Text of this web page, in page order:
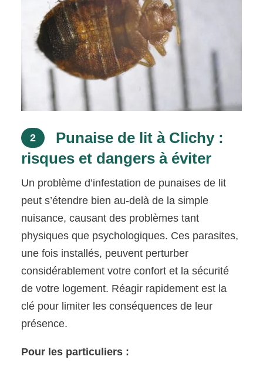
2
Punaise de lit à Clichy :
risques et dangers à éviter
Un problème d’infestation de punaises de lit
peut s’étendre bien au-delà de la simple
nuisance, causant des problèmes tant
physiques que psychologiques. Ces parasites,
une fois installés, peuvent perturber
considérablement votre confort et la sécurité
de votre logement. Réagir rapidement est la
clé pour limiter les conséquences de leur
présence.
Pour les particuliers :